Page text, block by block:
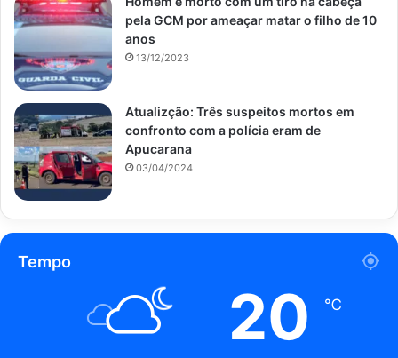
pela GCM por ameaçar matar o filho de 10
anos
13/12/2023
Atualizção: Três suspeitos mortos em
confronto com a polícia eram de
Apucarana
03/04/2024
Tempo
20 ℃